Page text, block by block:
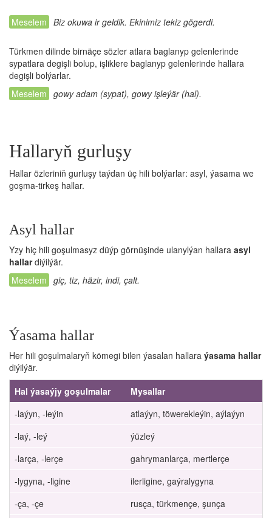
Biz okuwa ir geldik. Ekinimiz tekiz gögerdi.
Türkmen dilinde birnäçe sözler atlara baglanyp gelenlerinde
sypatlara degişli bolup, işliklere baglanyp gelenlerinde hallara
degişli bolýarlar.
gowy adam (sypat), gowy işleýär (hal).
Hallaryň gurluşy
Hallar özleriniň gurluşy taýdan üç hili bolýarlar: asyl, ýasama we
goşma-tirkeş hallar.
Asyl hallar
Yzy hiç hili goşulmasyz düýp görnüşinde ulanylýan hallara asyl
hallardiýilýär.
giç, tiz, häzir, indi, çalt.
Ýasama hallar
Her hili goşulmalaryň kömegi bilen ýasalan hallara ýasama hallar
diýilýär.
Hal ýasaýjy goşulmalar
Mysallar
-laýyn, -leýin
atlaýyn, töwerekleýin, aýlaýyn
-laý, -leý
ýüzleý
-larça, -lerçe
gahrymanlarça, mertlerçe
-lygyna, -ligine
ilerligine, gaýralygyna
-ça, -çe
rusça, türkmençe, şunça